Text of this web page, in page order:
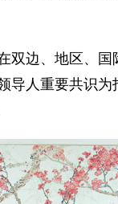
边、地区、
人重要共识